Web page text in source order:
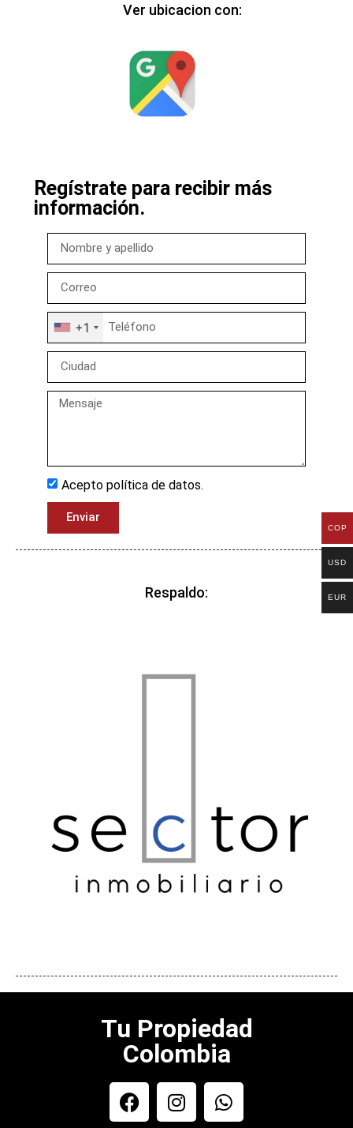
Ver ubicacion con:
Regístrate para recibir más
información.
+1
Acepto política de datos.
Enviar
Respaldo:
Tu Propiedad
Colombia
COP
USD
EUR